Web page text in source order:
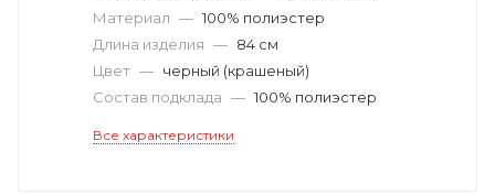
Материал — 100% полиэстер
Длина изделия — 84 см
Цвет — черный (крашеный)
Состав подклада — 100% полиэстер
Все характеристики